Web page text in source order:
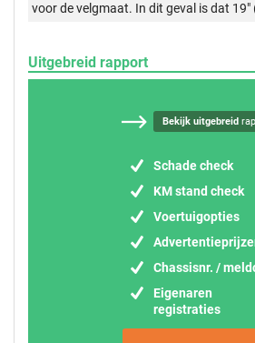
voor de velgmaat. In dit geval is dat 19"
Uitgebreid rapport
Bekijk uitgebreid
Schade check
KM stand check
Voertuigopties
Chassisnr. /
Eigenaren
registraties